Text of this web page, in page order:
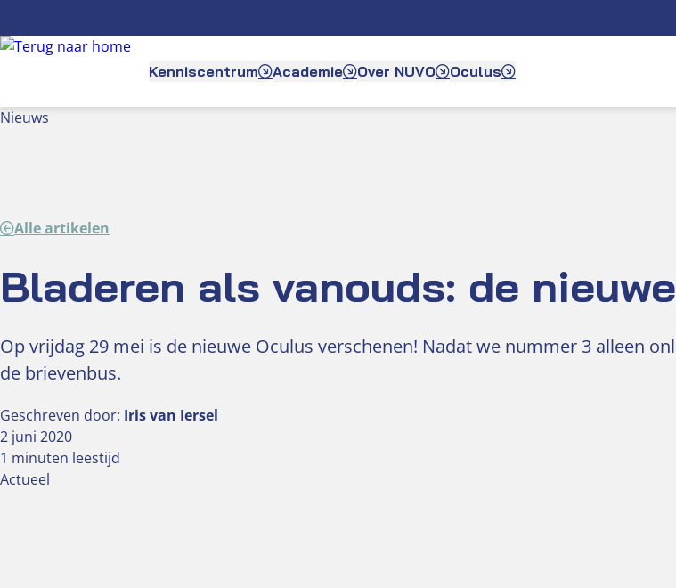
naar
de
Kenniscentrum Academie Over NUVO Oculus
Nieuws
Alle artikelen
Bladeren als vanouds: de
Op vrijdag 29 mei is de nieuwe Oculus verschenen! Nadat we nummer 3 alleen
de brievenbus.
Geschreven door: Iris van Iersel
2 juni 2020
1 minuten leestijd
Actueel